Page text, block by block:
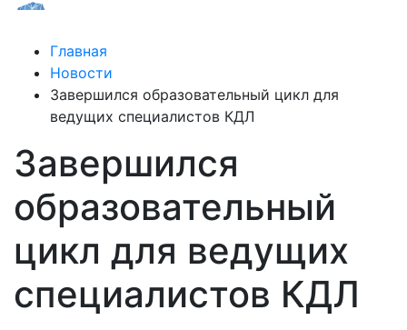
Главная
Новости
Завершился образовательный цикл для
ведущих специалистов КДЛ
Завершился
образовательный
цикл для ведущих
специалистов КДЛ